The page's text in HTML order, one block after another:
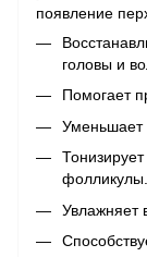
появление
головы и
Помогает
Уменьшает
фолликулы.
Увлажняет